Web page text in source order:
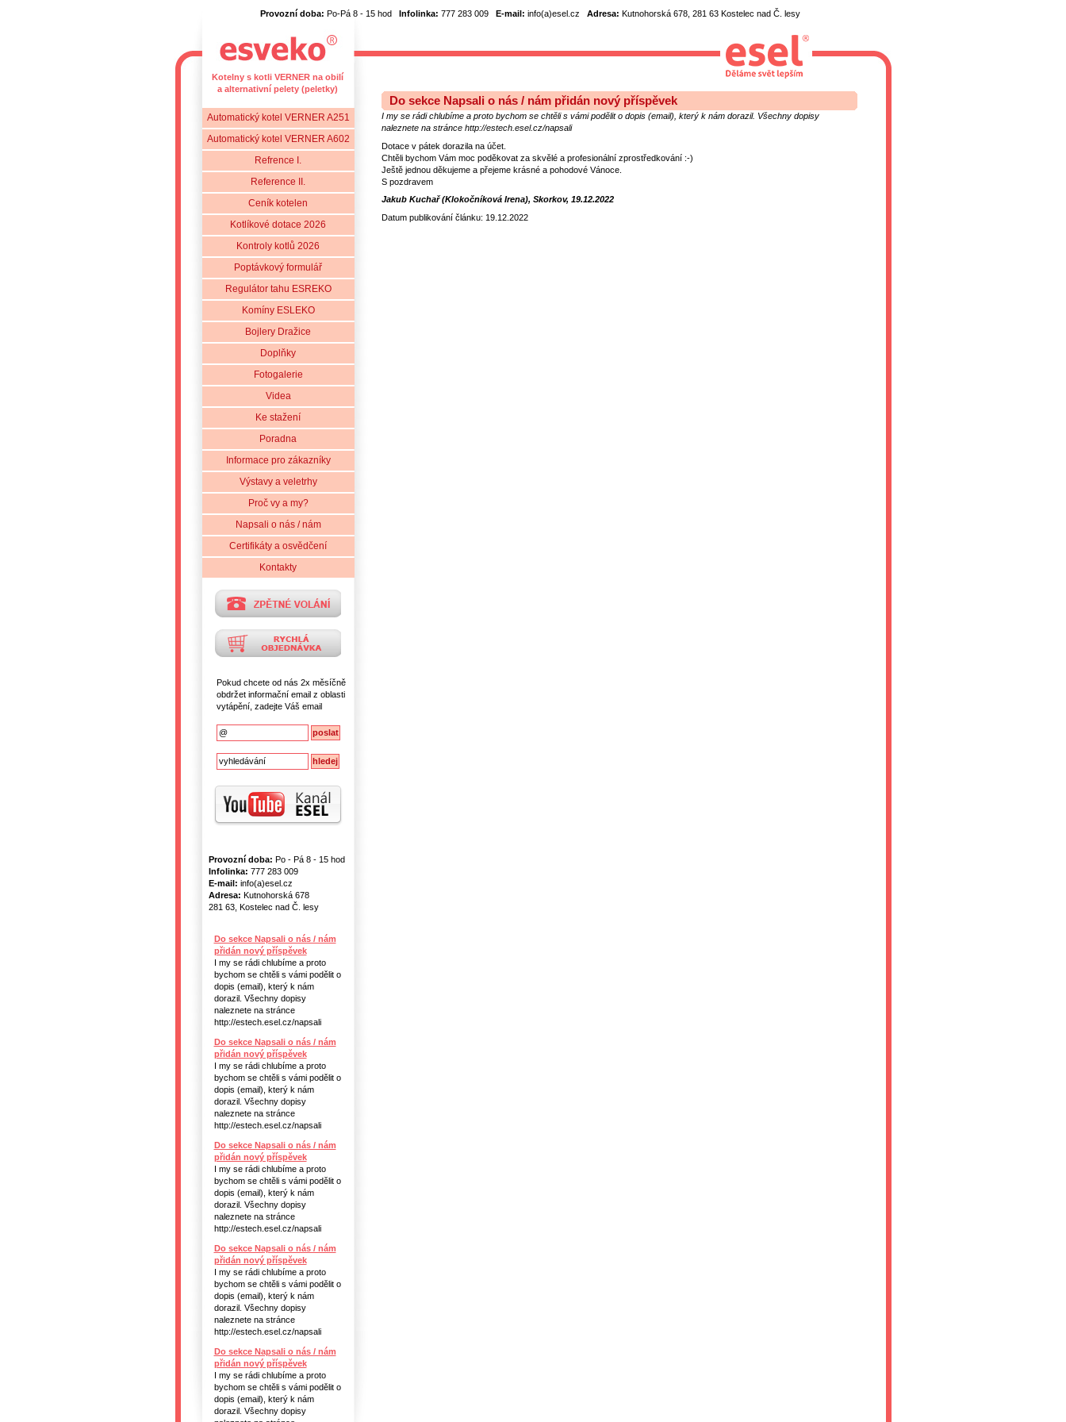
Provozní doba: Po-Pá 8 - 15 hod Infolinka: 777 283 009 E-mail: info(a)esel.cz Adresa: Kutnohorská 678, 281 63 Kostelec nad Č. lesy
Kotelny s kotli VERNER na obilí
a alternativní pelety (peletky)
Automatický kotel VERNER A251
Automatický kotel VERNER A602
Refrence I.
Reference II.
Ceník kotelen
Kotlíkové dotace 2026
Kontroly kotlů 2026
Poptávkový formulář
Regulátor tahu ESREKO
Komíny ESLEKO
Bojlery Dražice
Doplňky
Fotogalerie
Videa
Ke stažení
Poradna
Informace pro zákazníky
Výstavy a veletrhy
Proč vy a my?
Napsali o nás / nám
Certifikáty a osvědčení
Kontakty
Pokud chcete od nás 2x měsíčně
obdržet informační email z oblasti
vytápění, zadejte Váš email
Provozní doba: Po - Pá 8 - 15 hod
Infolinka: 777 283 009
E-mail: info(a)esel.cz
Adresa: Kutnohorská 678
281 63, Kostelec nad Č. lesy
Do sekce Napsali o nás / nám
přidán nový příspěvek
I my se rádi chlubíme a proto
bychom se chtěli s vámi podělit o
dopis (email), který k nám
dorazil. Všechny dopisy
naleznete na stránce
http://estech.esel.cz/napsali
Do sekce Napsali o nás / nám
přidán nový příspěvek
I my se rádi chlubíme a proto
bychom se chtěli s vámi podělit o
dopis (email), který k nám
dorazil. Všechny dopisy
naleznete na stránce
http://estech.esel.cz/napsali
Do sekce Napsali o nás / nám
přidán nový příspěvek
I my se rádi chlubíme a proto
bychom se chtěli s vámi podělit o
dopis (email), který k nám
dorazil. Všechny dopisy
naleznete na stránce
http://estech.esel.cz/napsali
Do sekce Napsali o nás / nám
přidán nový příspěvek
I my se rádi chlubíme a proto
bychom se chtěli s vámi podělit o
dopis (email), který k nám
dorazil. Všechny dopisy
naleznete na stránce
http://estech.esel.cz/napsali
Do sekce Napsali o nás / nám
přidán nový příspěvek
I my se rádi chlubíme a proto
bychom se chtěli s vámi podělit o
dopis (email), který k nám
dorazil. Všechny dopisy
Do sekce Napsali o nás / nám přidán nový příspěvek
I my se rádi chlubíme a proto bychom se chtěli s vámi podělit o dopis (email), který k nám dorazil. Všechny dopisy
naleznete na stránce http://estech.esel.cz/napsali
Dotace v pátek dorazila na účet.
Chtěli bychom Vám moc poděkovat za skvělé a profesionální zprostředkování :-)
Ještě jednou děkujeme a přejeme krásné a pohodové Vánoce.
S pozdravem
Jakub Kuchař (Klokočníková Irena), Skorkov, 19.12.2022
Datum publikování článku: 19.12.2022